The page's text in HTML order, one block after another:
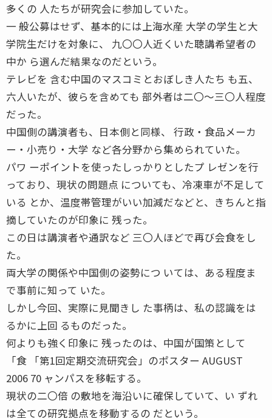
多くの 人たちが研究会に参加していた。
一 般公募はせず、基本的には上海水産 大学の学生と大
学院生だけを対象に、 九〇〇人近くいた聴講希望者の
中か ら選んだ結果なのだという。
テレビを 含む中国のマスコミとおぼしき人たち も五、
六人いたが、彼らを含めても 部外者は二〇〜三〇人程度
だった。
中国側の講演者も、日本側と同様、 行政・食品メーカ
ー・小売り・大学 など各分野から集められていた。
パワ ーポイントを使ったしっかりとしたプ レゼンを行
っており、現状の問題点 についても、冷凍車が不足して
いる とか、温度帯管理がいい加減だなどと、きちんと指
摘していたのが印象に 残った。
この日は講演者や通訳など 三〇人ほどで再び会食をし
た。
両大学の関係や中国側の姿勢につ いては、ある程度ま
で事前に知って いた。
しかし今回、実際に見聞きし た事柄は、私の認識をは
るかに上回 るものだった。
何よりも強く印象に 残ったのは、中国が国策として
「食 「第1回定期交流研究会」のポスター AUGUST
2006 70 ャンパスを移転する。
現状の二〇倍 の敷地を海沿いに確保していて、い ずれ
は全ての研究拠点を移動するの だという。